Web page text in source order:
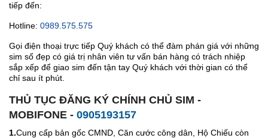
tiếp đến:
Hotline: 0989.575.575
Gọi điện thoại trực tiếp Quý khách có thể đàm phán giá với những
sim số đẹp có giá trị nhân viên tư vấn bán hàng có trách nhiệp
sắp xếp để giao sim đến tận tay Quý khách với thời gian có thể
chỉ sau ít phút.
THỦ TỤC ĐĂNG KÝ CHÍNH CHỦ SIM -
MOBIFONE - 0905193157
1.Cung cấp bản gốc CMND, Căn cước công dân, Hộ Chiếu còn